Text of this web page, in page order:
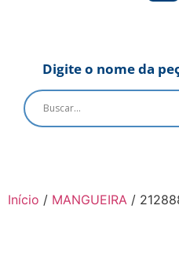
Digite o nome da
Início / MANGUEIRA /